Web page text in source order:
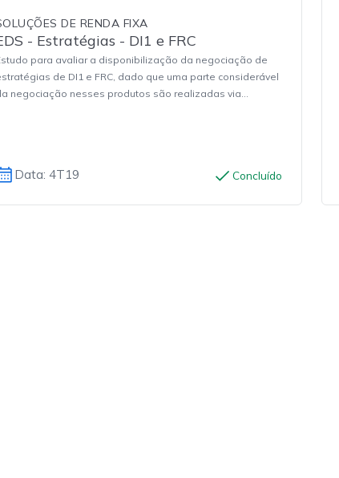
DE RENDA FIXA
- Estratégias - DI1 e FRC
para avaliar a disponibilização da negociação de
de DI1 e FRC, dado que uma parte considerável
negociação nesses produtos são realizadas via
Data: 4T19 Concluído